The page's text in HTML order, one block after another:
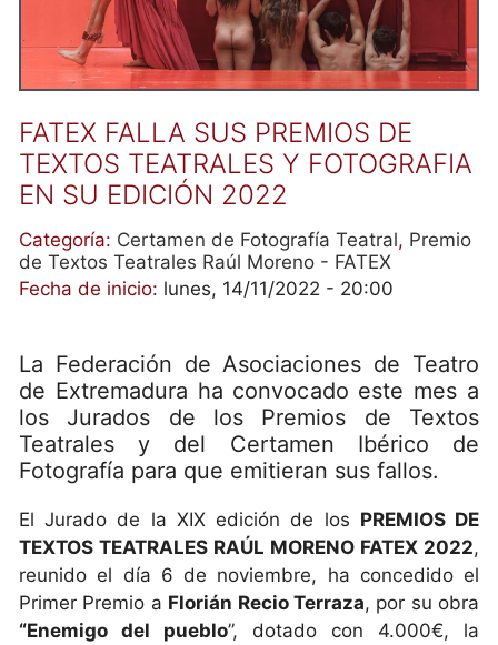
FATEX FALLA SUS PREMIOS DE
TEXTOS TEATRALES Y FOTOGRAFIA
EN SU EDICIÓN 2022
Categoría: Certamen de Fotografía Teatral, Premio
de Textos Teatrales Raúl Moreno - FATEX
Fecha de inicio: lunes, 14/11/2022 - 20:00
La Federación de Asociaciones de Teatro
de Extremadura ha convocado este mes a
los Jurados de los Premios de Textos
Teatrales y del Certamen Ibérico de
Fotografía para que emitieran sus fallos.
El Jurado de la XIX edición de los PREMIOS DE
TEXTOS TEATRALES RAÚL MORENO FATEX 2022,
reunido el día 6 de noviembre, ha concedido el
Primer Premio a Florián Recio Terraza, por su obra
“Enemigo del pueblo”, dotado con 4.000€, la